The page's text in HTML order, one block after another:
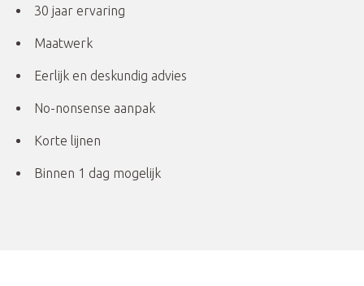
30 jaar ervaring
Maatwerk
Eerlijk en deskundig advies
No-nonsense aanpak
Korte lijnen
Binnen 1 dag mogelijk